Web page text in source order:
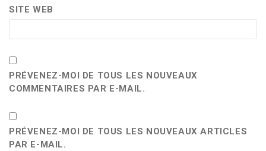
SITE WEB
PRÉVENEZ-MOI DE TOUS LES NOUVEAUX
COMMENTAIRES PAR E-MAIL.
PRÉVENEZ-MOI DE TOUS LES NOUVEAUX ARTICLES
PAR E-MAIL.